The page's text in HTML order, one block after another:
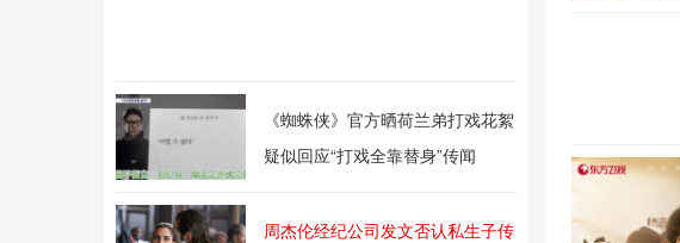
《蜘蛛侠》官方晒荷兰弟打戏花絮
疑似回应“打戏全靠替身”传闻
周杰伦经纪公司发文否认私生子传